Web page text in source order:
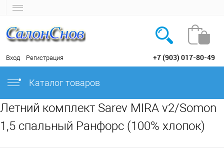
Вход Регистрация +7 (903) 017-80-49
Каталог товаров
Летний комплект Sarev MIRA v2/Somon
1,5 спальный Ранфорс (100% хлопок)